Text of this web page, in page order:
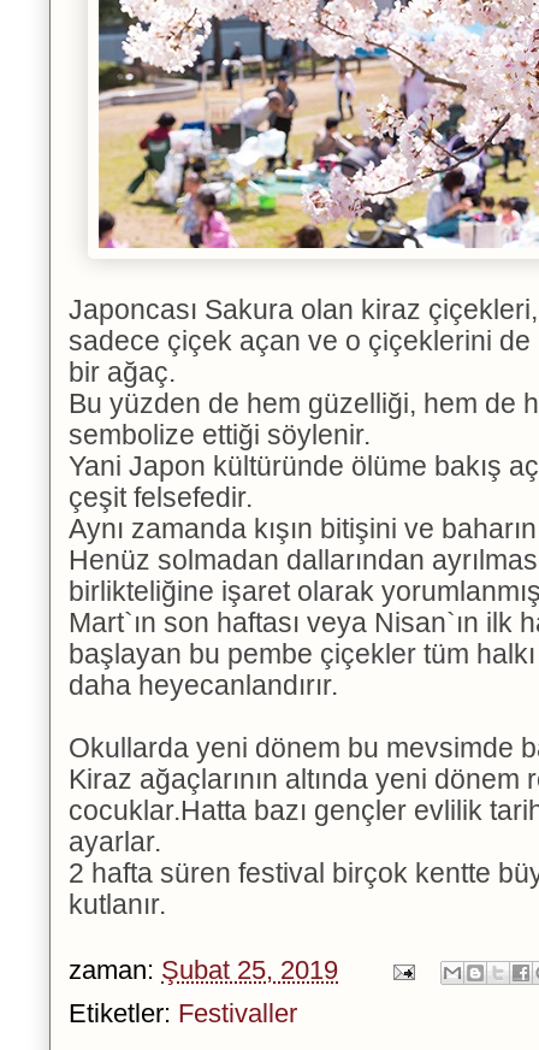
Japoncası Sakura olan kiraz
sadece çiçek açan ve o çiçeklerini
bir ağaç.
Bu yüzden de hem güzelliği, hem de
sembolize ettiği söylenir.
Yani Japon kültüründe ölüme bakış
çeşit felsefedir.
Aynı zamanda kışın bitişini ve
Henüz solmadan dallarından
birlikteliğine işaret olarak
Mart`ın son haftası veya Nisan`ın ilk
başlayan bu pembe çiçekler tüm
daha heyecanlandırır.
Okullarda yeni dönem bu mevsimde
Kiraz ağaçlarının altında yeni dönem
cocuklar.Hatta bazı gençler evlilik
ayarlar.
2 hafta süren festival birçok kentte
kutlanır.
zaman: Şubat 25, 2019
Etiketler: Festivaller